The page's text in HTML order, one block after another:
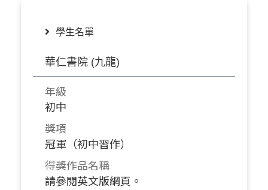
學生名單
華仁書院 (九龍)
年級
初中
獎項
冠軍（初中習作）
得獎作品名稱
請參閱英文版網頁。